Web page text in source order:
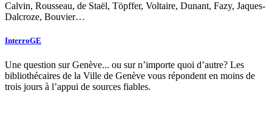
Calvin, Rousseau, de Staël, Töpffer, Voltaire, Dunant, Fazy, Jaques-
Dalcroze, Bouvier…
InterroGE
Une question sur Genève... ou sur n’importe quoi d’autre? Les
bibliothécaires de la Ville de Genève vous répondent en moins de
trois jours à l’appui de sources fiables.